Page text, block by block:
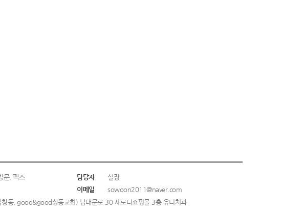
문, 팩스 담당자
실장
이메일
sowoon2011@naver.com
동, good&good상동교회) 남대문로 30 새로나쇼핑몰 3층 유디치과